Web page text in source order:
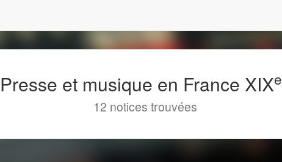
et musique en France XIXe
12 notices trouvées